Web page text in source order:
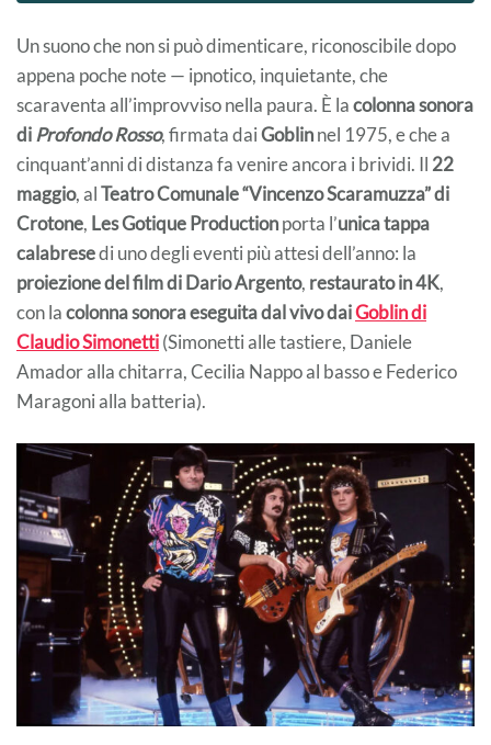
Un suono che non si può dimenticare, riconoscibile dopo
appena poche note — ipnotico, inquietante, che
scaraventa all’improvviso nella paura. È lacolonna sonora
di Profondo Rosso, firmata daiGoblinnel 1975, e che a
cinquant’anni di distanza fa venire ancora i brividi. Il 22
maggio, alTeatro Comunale “Vincenzo Scaramuzza” di
Crotone, Les Gotique Productionporta l’unica tappa
calabresedi uno degli eventi più attesi dell’anno: la
proiezione del film di Dario Argento, restaurato in 4K,
con lacolonna sonora eseguita dal vivo daiGoblin di
Claudio Simonetti(Simonetti alle tastiere, Daniele
Amador alla chitarra, Cecilia Nappo al basso e Federico
Maragoni alla batteria).